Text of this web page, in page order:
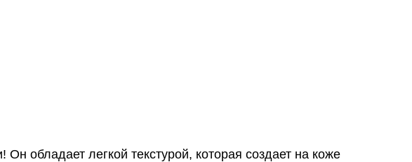
обладает легкой текстурой, которая создает на коже